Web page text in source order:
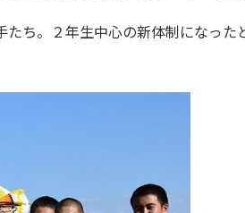
ち。２年生中心の新体制になっ